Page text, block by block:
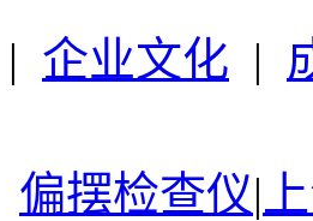
| 企业文化 |
偏摆检查仪|